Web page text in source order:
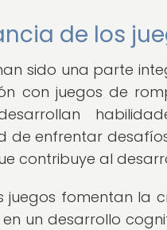
de los
sido una parte
con juegos de
de enfrentar
contribuye al
juegos fomentan la
un desarrollo